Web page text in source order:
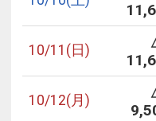
10/11 (日)
10/12(月)